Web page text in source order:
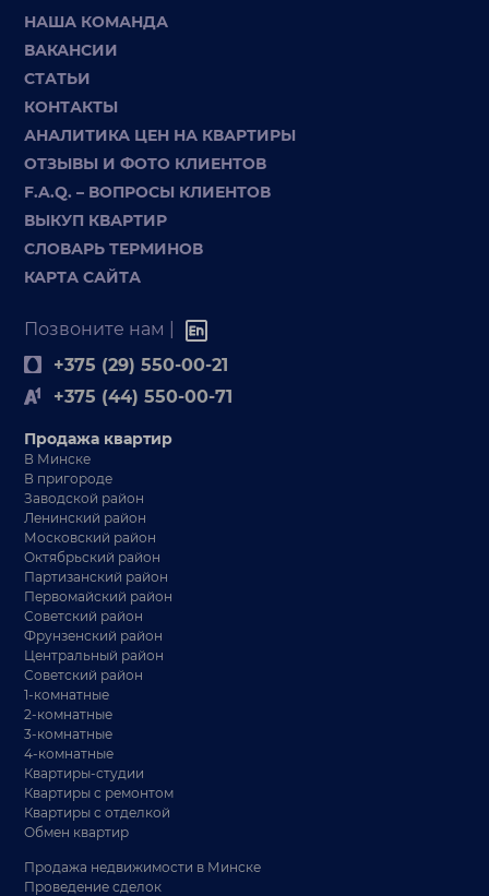
НАША КОМАНДА
ВАКАНСИИ
СТАТЬИ
КОНТАКТЫ
АНАЛИТИКА ЦЕН НА КВАРТИРЫ
ОТЗЫВЫ И ФОТО КЛИЕНТОВ
F.A.Q. – ВОПРОСЫ КЛИЕНТОВ
ВЫКУП КВАРТИР
СЛОВАРЬ ТЕРМИНОВ
КАРТА САЙТА
Позвоните нам |
+375 (29) 550-00-21
+375 (44) 550-00-71
Продажа квартир
В Минске
В пригороде
Заводской район
Ленинский район
Московский район
Октябрьский район
Партизанский район
Первомайский район
Советский район
Фрунзенский район
Центральный район
Советский район
1-комнатные
2-комнатные
3-комнатные
4-комнатные
Квартиры-студии
Квартиры с ремонтом
Квартиры с отделкой
Обмен квартир
Продажа недвижимости в Минске
Проведение сделок